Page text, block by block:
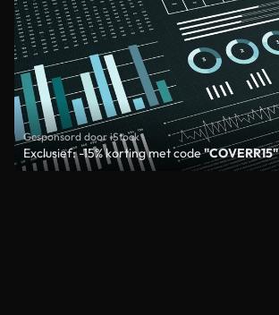
Gesponsord door iStock
Exclusief: -15% korting met code"COVERR15"